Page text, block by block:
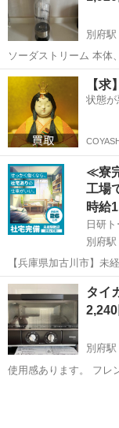
別府駅
ソーダストリーム 本体、
購入していただければ使用できます。 希
ればご連絡ください。
兵庫 加古川市
【求
状態が
COYASH
≪寮
工場
時給
日研
別府駅
【兵庫県加古川市】未
No.8A094》 お仕事について 活性炭製造における運搬作業を担当しま
す。石炭や麻袋などの
の重量物となり、運搬...
兵庫 加古川市
タイ
2,240
別府駅
使用感あります。 フレンチトーストやピザ(25cm)もかんたん「深皿調